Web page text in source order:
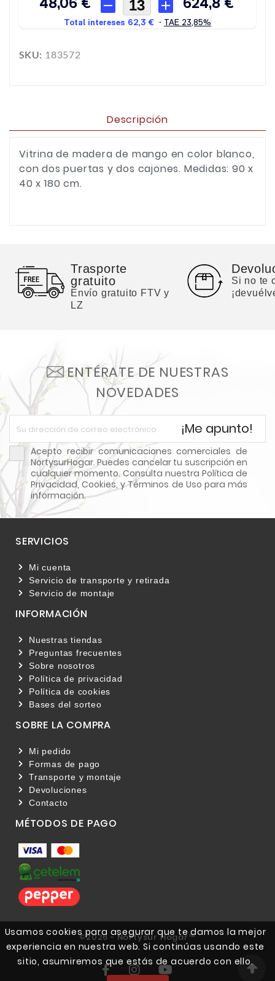
Usamos cookies para asegurar que te damos la mejor
experiencia en nuestra web. Si continúas usando este
sitio, asumiremos que estás de acuerdo con ello.
SKU: 183572
Descripción
Vitrina de madera de mango en color blanco,
con dos puertas y dos cajones. Medidas: 90 x
40 x 180 cm.
Trasporte
gratuito
Envío gratuito FTV y
LZ
Si no te
ENTÉRATE DE NUESTRAS
NOVEDADES
¡Me apunto!
Acepto recibir comunicaciones comerciales de
NortysurHogar. Puedes cancelar tu suscripción en
cualquier momento. Consulta nuestra Política de
Privacidad, Cookies, y Términos de Uso para más
información.
SERVICIOS
Mi cuenta
Servicio de transporte y retirada
Servicio de montaje
INFORMACIÓN
Nuestras tiendas
Preguntas frecuentes
Sobre nosotros
Política de privacidad
Política de cookies
Bases del sorteo
SOBRE LA COMPRA
Mi pedido
Formas de pago
Transporte y montaje
Devoluciones
Contacto
MÉTODOS DE PAGO
©2026 - Nortysur Hogar™